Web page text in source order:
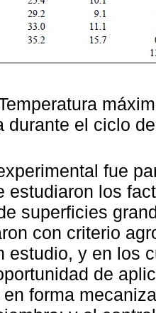
durante el ciclo
fue
estudiaron los
superficies
con criterio
estudio, y en los
de
forma